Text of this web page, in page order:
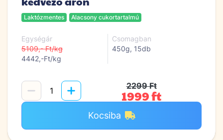
Laktózmentes Alacsony cukortartalmú
Egységár
5109,- Ft/kg
4442,-Ft/kg
Csomagban
450g, 15db
2299 Ft
1999 ft
Kocsiba